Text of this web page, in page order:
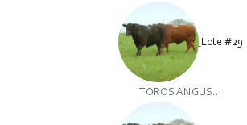
Lote #29
TOROS ANGUS...